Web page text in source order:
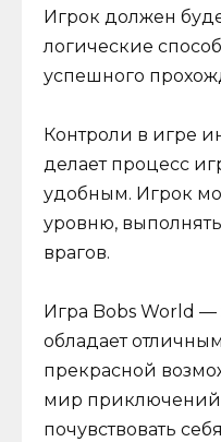
Игрок должен
логические
успешного
Контроли в игре
делает процесс
удобным. Игрок
уровню,
врагов.
Игра Bobs World
обладает
прекрасной
мир приключений,
почувствовать